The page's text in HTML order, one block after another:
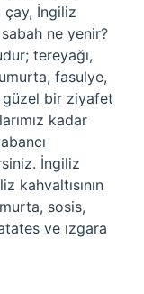
çay, İngiliz
ne yenir?
tereyağı,
fasulye,
bir ziyafet
kadar
İngiliz
kahvaltısının
sosis,
ve ızgara